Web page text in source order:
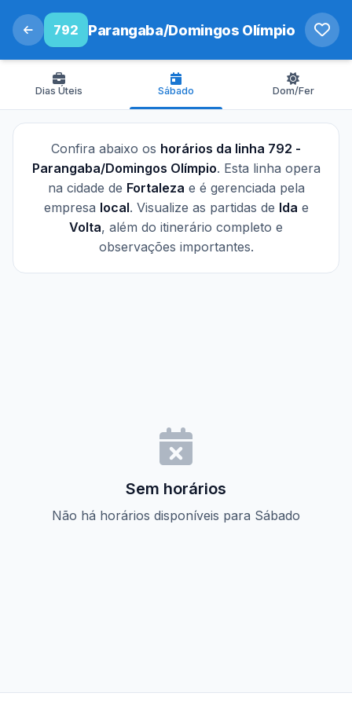
792 Parangaba/Domingos Olímpio
Dias Úteis Sábado Dom/Fer
Confira abaixo os horários da linha 792 -
Parangaba/Domingos Olímpio. Esta linha opera
na cidade de Fortaleza e é gerenciada pela
empresa local. Visualize as partidas de Ida e
Volta, além do itinerário completo e
observações importantes.
Sem horários
Não há horários disponíveis para Sábado